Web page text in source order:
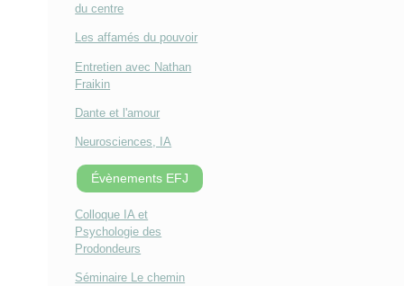
du centre
Les affamés du pouvoir
Entretien avec Nathan
Fraikin
Dante et l'amour
Neurosciences, IA
Évènements EFJ
Colloque IA et
Psychologie des
Prodondeurs
Séminaire Le chemin